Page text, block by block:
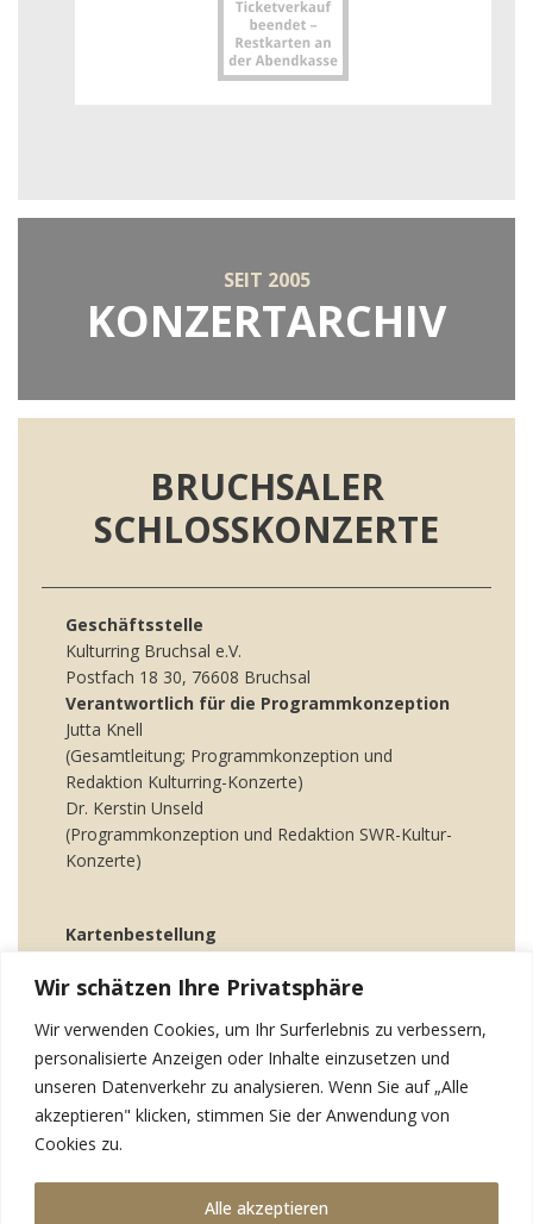
Wir schätzen Ihre Privatsphäre
Wir verwenden Cookies, um Ihr Surferlebnis zu verbessern,
personalisierte Anzeigen oder Inhalte einzusetzen und
unseren Datenverkehr zu analysieren. Wenn Sie auf „Alle
akzeptieren" klicken, stimmen Sie der Anwendung von
Cookies zu.
Alle akzeptieren
SEIT 2005
KONZERTARCHIV
BRUCHSALER
SCHLOSSKONZERTE
Geschäftsstelle
Kulturring Bruchsal e.V.
Postfach 18 30, 76608 Bruchsal
Verantwortlich für die Programmkonzeption
Jutta Knell
(Gesamtleitung; Programmkonzeption und
Redaktion Kulturring-Konzerte)
Dr. Kerstin Unseld
(Programmkonzeption und Redaktion SWR-Kultur-
Konzerte)
Kartenbestellung
Ansprechpartnerin: Britta Brandstäter
Kultur braucht Ihr Engagement
Werden Sie Mitglied im Kulturring Bruchsal e.V.,
dem Kreis der Freunde und Förderer
der Bruchsaler Schlosskonzerte.